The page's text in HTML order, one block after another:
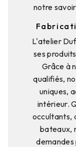
notre
L'atelier
ses
Grâce à
qualifiés,
uniques,
intérieur.
occultants,
bateaux,
demandes